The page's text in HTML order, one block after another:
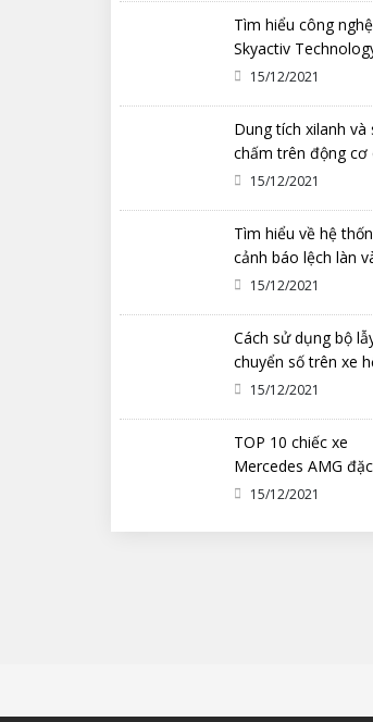
Tìm hiểu công nghệ
Skyactiv
trên xe Mazda
15/12/2021
Dung tích xilanh và
chấm trên động cơ
có ý nghĩa gì?
15/12/2021
Tìm hiểu về hệ
cảnh báo lệch làn
trợ duy trì làn đường
15/12/2021
Cách sử dụng bộ
chuyển số trên xe
số tự động ô tô
15/12/2021
TOP 10 chiếc xe
Mercedes AMG
nhất từng được chế
15/12/2021